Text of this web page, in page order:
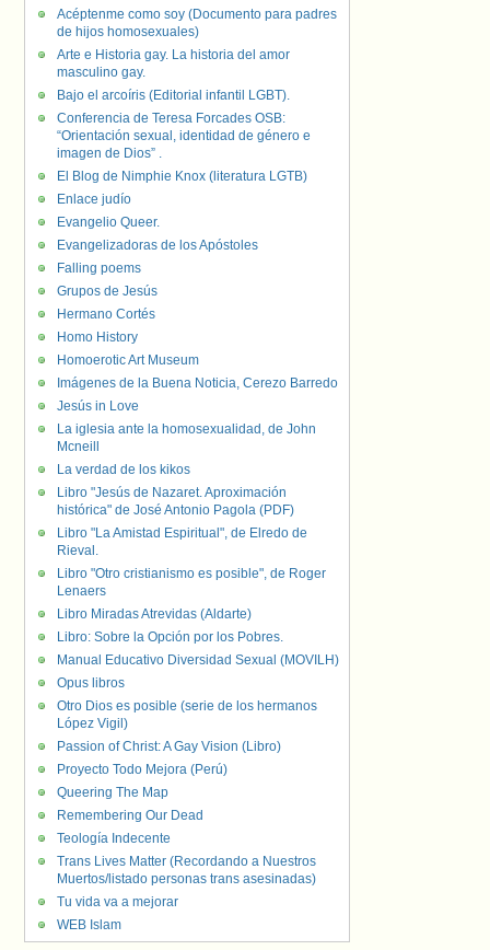
Acéptenme como soy (Documento para padres
de hijos homosexuales)
Arte e Historia gay. La historia del amor
masculino gay.
Bajo el arcoíris (Editorial infantil LGBT).
Conferencia de Teresa Forcades OSB:
“Orientación sexual, identidad de género e
imagen de Dios” .
El Blog de Nimphie Knox (literatura LGTB)
Enlace judío
Evangelio Queer.
Evangelizadoras de los Apóstoles
Falling poems
Grupos de Jesús
Hermano Cortés
Homo History
Homoerotic Art Museum
Imágenes de la Buena Noticia, Cerezo Barredo
Jesús in Love
La iglesia ante la homosexualidad, de John
Mcneill
La verdad de los kikos
Libro "Jesús de Nazaret. Aproximación
histórica" de José Antonio Pagola (PDF)
Libro "La Amistad Espiritual", de Elredo de
Rieval.
Libro "Otro cristianismo es posible", de Roger
Lenaers
Libro Miradas Atrevidas (Aldarte)
Libro: Sobre la Opción por los Pobres.
Manual Educativo Diversidad Sexual (MOVILH)
Opus libros
Otro Dios es posible (serie de los hermanos
López Vigil)
Passion of Christ: A Gay Vision (Libro)
Proyecto Todo Mejora (Perú)
Queering The Map
Remembering Our Dead
Teología Indecente
Trans Lives Matter (Recordando a Nuestros
Muertos/listado personas trans asesinadas)
Tu vida va a mejorar
WEB Islam